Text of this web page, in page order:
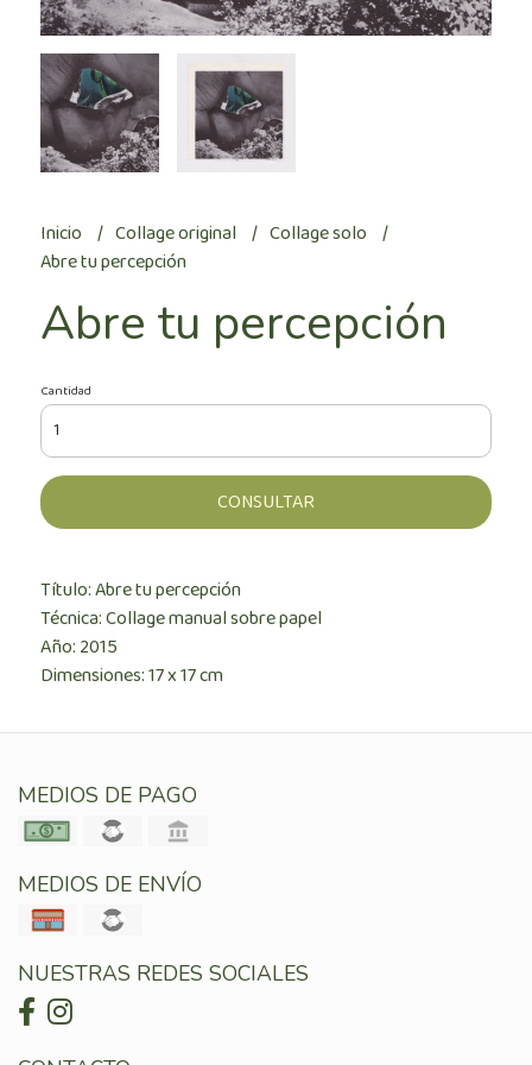
Inicio Collage original
Collage solo
Abre tu percepción
Abre tu percepción
Cantidad
CONSULTAR
Título: Abre tu percepción
Técnica: Collage manual sobre papel
Año: 2015
Dimensiones: 17 x 17 cm
MEDIOS DE PAGO
MEDIOS DE ENVÍO
NUESTRAS REDES SOCIALES